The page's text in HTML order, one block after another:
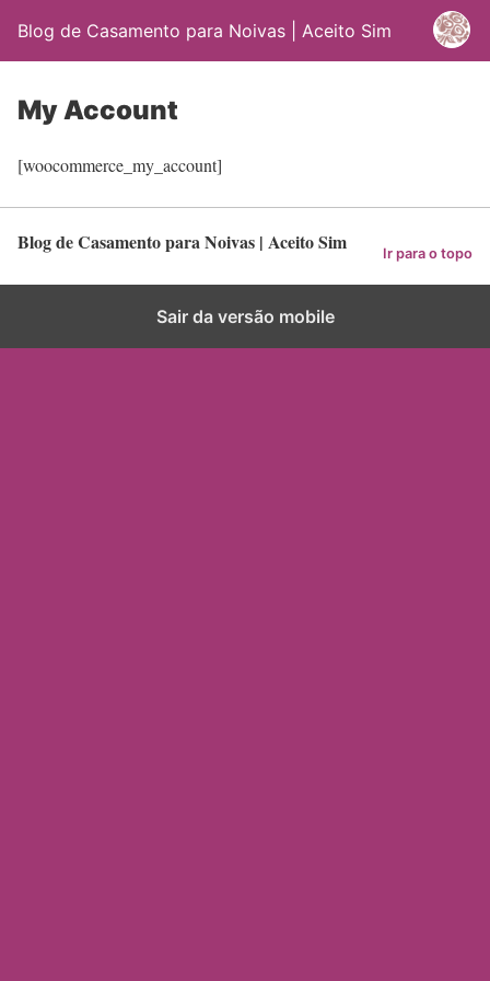
Blog de Casamento para Noivas | Aceito Sim
My Account
[woocommerce_my_account]
Blog de Casamento para Noivas | Aceito Sim Ir para o topo
Sair da versão mobile